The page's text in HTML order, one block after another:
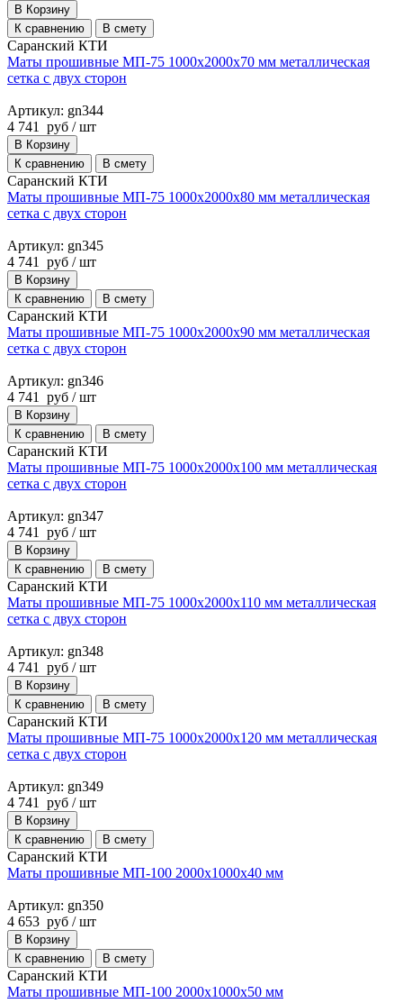
В Корзину
К сравнению
В смету
Саранский КТИ
Маты прошивные МП-75 1000х2000х70 мм металлическая
сетка с двух сторон
Артикул: gn344
4 741 руб / шт
В Корзину
К сравнению
В смету
Саранский КТИ
Маты прошивные МП-75 1000х2000х80 мм металлическая
сетка с двух сторон
Артикул: gn345
4 741 руб / шт
В Корзину
К сравнению
В смету
Саранский КТИ
Маты прошивные МП-75 1000х2000х90 мм металлическая
сетка с двух сторон
Артикул: gn346
4 741 руб / шт
В Корзину
К сравнению
В смету
Саранский КТИ
Маты прошивные МП-75 1000х2000х100 мм металлическая
сетка с двух сторон
Артикул: gn347
4 741 руб / шт
В Корзину
К сравнению
В смету
Саранский КТИ
Маты прошивные МП-75 1000х2000х110 мм металлическая
сетка с двух сторон
Артикул: gn348
4 741 руб / шт
В Корзину
К сравнению
В смету
Саранский КТИ
Маты прошивные МП-75 1000х2000х120 мм металлическая
сетка с двух сторон
Артикул: gn349
4 741 руб / шт
В Корзину
К сравнению
В смету
Саранский КТИ
Маты прошивные МП-100 2000х1000х40 мм
Артикул: gn350
4 653 руб / шт
В Корзину
К сравнению
В смету
Саранский КТИ
Маты прошивные МП-100 2000х1000х50 мм